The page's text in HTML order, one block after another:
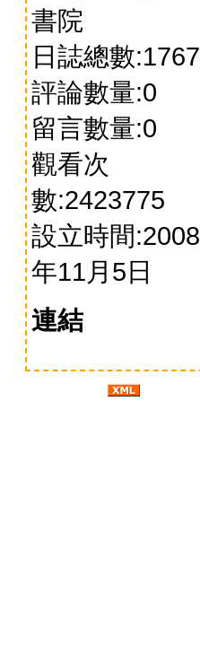
書院
日誌總數:1767
評論數量:0
留言數量:0
觀看次
數:2423775
設立時間:2008
年11月5日
連結